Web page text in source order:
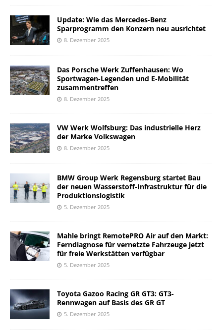
Update: Wie das Mercedes-Benz
Sparprogramm den Konzern neu ausrichtet
8. Dezember 2025
Das Porsche Werk Zuffenhausen: Wo
Sportwagen-Legenden und E-Mobilität
zusammentreffen
8. Dezember 2025
VW Werk Wolfsburg: Das industrielle Herz
der Marke Volkswagen
8. Dezember 2025
BMW Group Werk Regensburg startet Bau
der neuen Wasserstoff-Infrastruktur für die
Produktionslogistik
5. Dezember 2025
Mahle bringt RemotePRO Air auf den Markt:
Ferndiagnose für vernetzte Fahrzeuge jetzt
für freie Werkstätten verfügbar
5. Dezember 2025
Toyota Gazoo Racing GR GT3: GT3-
Rennwagen auf Basis des GR GT
5. Dezember 2025